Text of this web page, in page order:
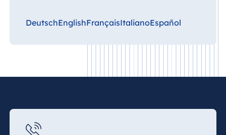
Resort & Spa
Hotel Taicang Garden
Hotel & Conference Center Taicang
DeutschEnglishFrançaisItalianoEspañol